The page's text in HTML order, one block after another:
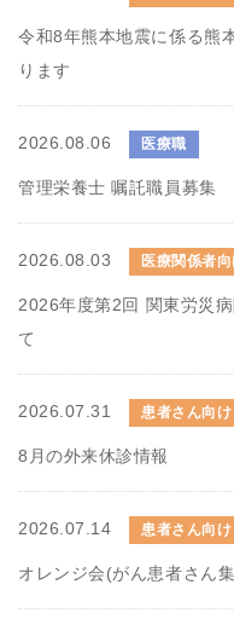
令和8年熊本地震に係る熊
ります
2026.08.06 医療職
管理栄養士 嘱託職員募集
2026.08.03 医療関係者向
2026年度第2回 関東労災
て
2026.07.31 患者さん向け
8月の外来休診情報
2026.07.14 患者さん向け
オレンジ会(がん患者さん